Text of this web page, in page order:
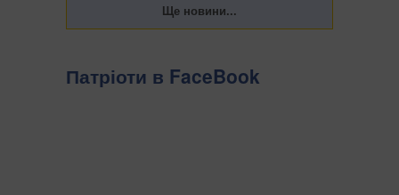
Патріоти в FaceBook